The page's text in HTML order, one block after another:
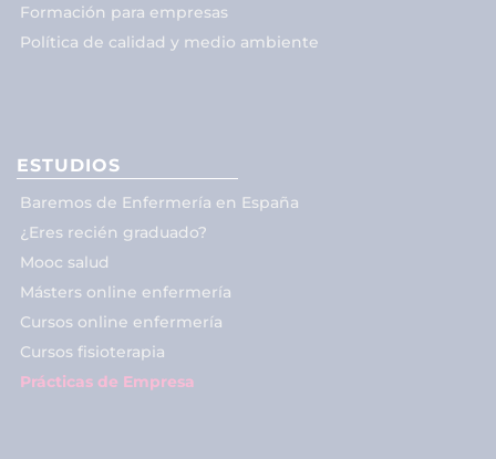
Formación para empresas
Política de calidad y medio ambiente
ESTUDIOS
Baremos de Enfermería en España
¿Eres recién graduado?
Mooc salud
Másters online enfermería
Cursos online enfermería
Cursos fisioterapia
Prácticas de Empresa